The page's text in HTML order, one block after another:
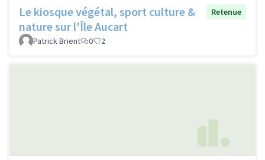
Le kiosque végétal, sport culture &
nature sur l'Île Aucart
Retenue
Patrick Brient 0 2